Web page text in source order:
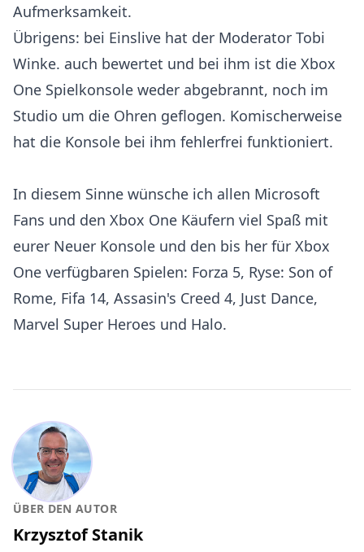
Aufmerksamkeit.
Übrigens: bei Einslive hat der Moderator Tobi
Winke. auch bewertet und bei ihm ist die Xbox
One Spielkonsole weder abgebrannt, noch im
Studio um die Ohren geflogen. Komischerweise
hat die Konsole bei ihm fehlerfrei funktioniert.
In diesem Sinne wünsche ich allen Microsoft
Fans und den Xbox One Käufern viel Spaß mit
eurer Neuer Konsole und den bis her für Xbox
One verfügbaren Spielen: Forza 5, Ryse: Son of
Rome, Fifa 14, Assasin's Creed 4, Just Dance,
Marvel Super Heroes und Halo.
ÜBER DEN AUTOR
Krzysztof Stanik